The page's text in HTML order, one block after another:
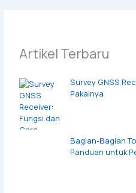
Artikel Terbaru
Survey GNSS
Pakainya
Bagian-Bagian
Panduan untuk